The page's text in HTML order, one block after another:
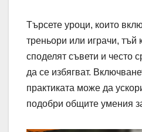
Търсете уроци, които
треньори или играчи, тъй
споделят съвети и често
да се избягват.
практиката може да
подобри общите умения